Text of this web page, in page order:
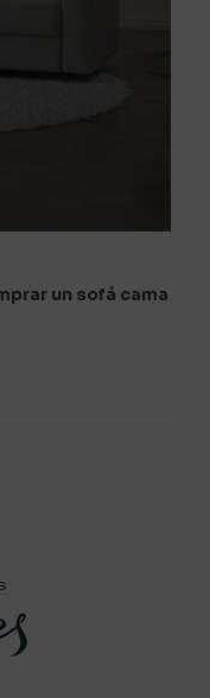
un sofá cama